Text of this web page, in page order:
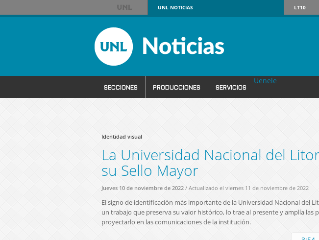
UNLNOTICIAS LT10
SECCIONES PRODUCCIONES
Uenele
SERVICIOS
Identidad visual
La Universidad Nacional del
su Sello Mayor
Jueves 10 de noviembre de 2022 / Actualizado el viernes 11 de noviembre de 2022
El signo de identificación más importante de la Universidad Nacional del
un trabajo que preserva su valor histórico, lo trae al presente y amplía las
proyectarlo en las comunicaciones de la institución.